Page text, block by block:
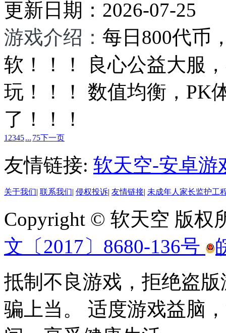
更新日期： 2026-07-25
游戏介绍： 每日800代币
软！！！ 良心公益大服
玩！！！ 数值均衡，PK
了！！！
1 2345... 75下一页
友情链接: 软天空-安卓游
关于我们| 联系我们| 侵权投诉| 友情链接| 未成年人家长监护工
Copyright © 软天空 版权
文〔2017〕8680-136号
抵制不良游戏，拒绝盗
骗上当。 适度游戏益脑